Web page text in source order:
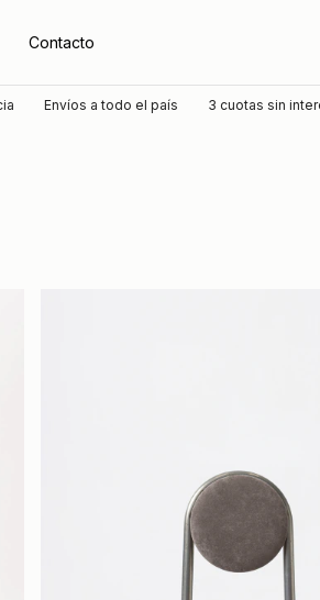
Contacto
Envíos a todo el país 3 cuotas sin interés